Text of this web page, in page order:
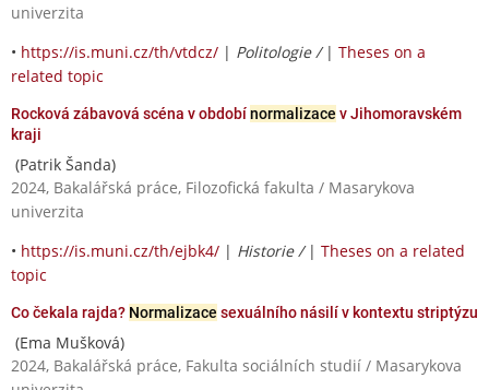
univerzita
• https://is.muni.cz/th/vtdcz/ | Politologie / | Theses on a
related topic
Rocková zábavová scéna v obdobínormalizace v Jihomoravském
kraji
(Patrik Šanda)
2024, Bakalářská práce, Filozofická fakulta / Masarykova
univerzita
• https://is.muni.cz/th/ejbk4/ | Historie / | Theses on a related
topic
Co čekala rajda? Normalizace sexuálního násilí v kontextu striptýzu
(Ema Mušková)
2024, Bakalářská práce, Fakulta sociálních studií / Masarykova